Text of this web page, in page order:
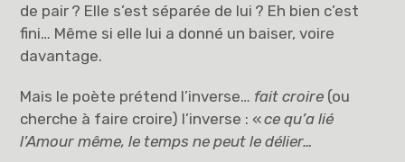
de pair ? Elle s’est séparée de lui ? Eh bien c’est
fini… Même si elle lui a donné un baiser, voire
davantage.
Mais le poète prétend l’inverse… fait croire (ou
cherche à faire croire) l’inverse : «ce qu’a lié
l’Amour même, le temps ne peut le délier…